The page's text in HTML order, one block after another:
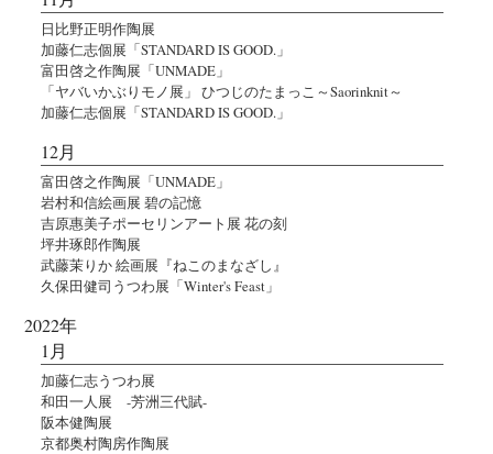
日比野正明作陶展
加藤仁志個展「STANDARD IS GOOD.」
富田啓之作陶展「UNMADE」
「ヤバいかぶりモノ展」 ひつじのたまっこ～Saorinknit～
加藤仁志個展「STANDARD IS GOOD.」
12月
富田啓之作陶展「UNMADE」
岩村和信絵画展 碧の記憶
吉原惠美子ポーセリンアート展 花の刻
坪井琢郎作陶展
武藤茉りか 絵画展『ねこのまなざし』
久保田健司うつわ展「Winter's Feast」
2022年
1月
加藤仁志うつわ展
和田一人展 -芳洲三代賦-
阪本健陶展
京都奥村陶房作陶展